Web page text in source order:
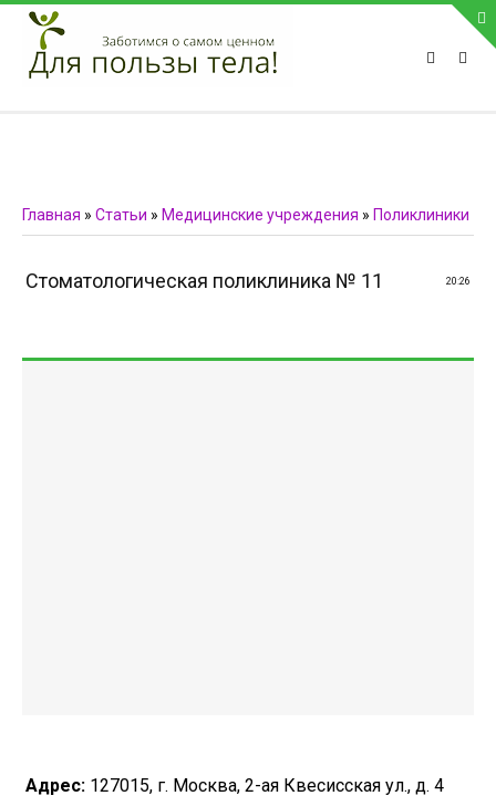
ПРИВЕТСТВУЕМ НА НАШЕМ САЙТЕ
Блок скоро обновится
Главная » Статьи » Медицинские учреждения » Поликлиники
20:26
Стоматологическая поликлиника № 11
Адрес: 127015, г. Москва, 2-ая Квесисская ул., д. 4